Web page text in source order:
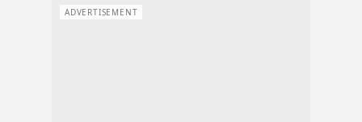
ADVERTISEMENT